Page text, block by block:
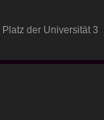
Platz der Universität 3